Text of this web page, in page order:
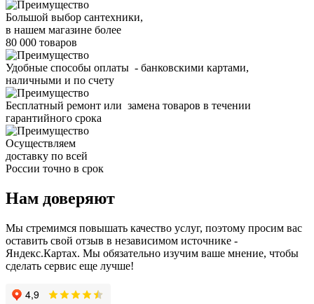
Большой выбор сантехники,
в нашем магазине более
80 000 товаров
Удобные способы оплаты - банковскими картами,
наличными и по счету
Бесплатный ремонт или замена товаров в течении
гарантийного срока
Осуществляем
доставку по всей
России точно в срок
Нам доверяют
Мы стремимся повышать качество услуг, поэтому просим вас
оставить свой отзыв в независимом источнике -
Яндекс.Картах. Мы обязательно изучим ваше мнение, чтобы
сделать сервис еще лучше!